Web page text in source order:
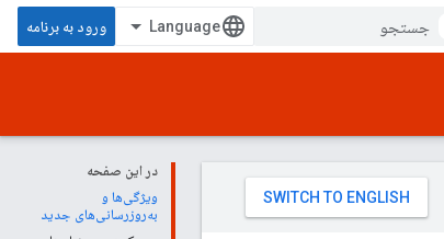
ورود به برنامه
در این صفحه
ویژگی‌ها و
به‌روزرسانی‌های جدید